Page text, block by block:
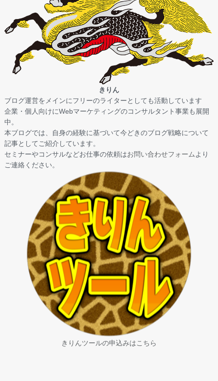
きりん
ブログ運営をメインにフリーのライターとしても活動しています
企業・個人向けにWebマーケティングのコンサルタント事業も展開
中。
本ブログでは、自身の経験に基づいて今どきのブログ戦略について
記事としてご紹介しています。
セミナーやコンサルなどお仕事の依頼はお問い合わせフォームより
ご連絡ください。
きりんツールの申込みはこちら